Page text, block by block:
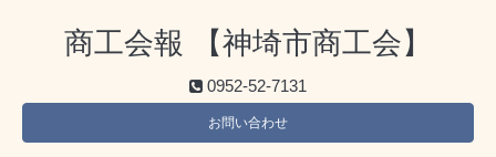
商工会報 【神埼市商工会】
0952-52-7131
お問い合わせ